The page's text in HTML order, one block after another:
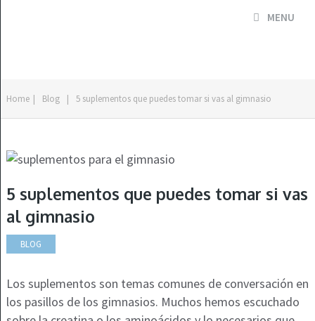
MENU
Home | Blog | 5 suplementos que puedes tomar si vas al gimnasio
5 suplementos que puedes tomar si vas
al gimnasio
BLOG
Los suplementos son temas comunes de conversación en
los pasillos de los gimnasios. Muchos hemos escuchado